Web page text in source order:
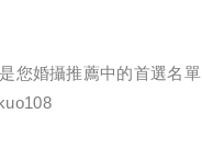
您婚攝推薦中的首選名單